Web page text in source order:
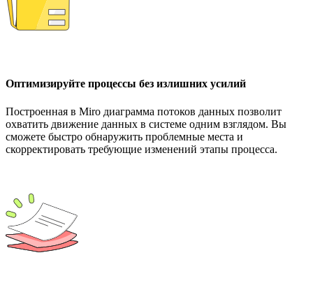
Оптимизируйте процессы без излишних усилий
Построенная в Miro диаграмма потоков данных позволит
охватить движение данных в системе одним взглядом. Вы
сможете быстро обнаружить проблемные места и
скорректировать требующие изменений этапы процесса.